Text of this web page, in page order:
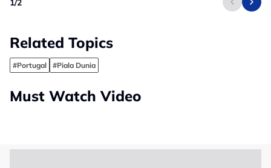
1/2
Related Topics
#Portugal #Piala Dunia
Must Watch Video